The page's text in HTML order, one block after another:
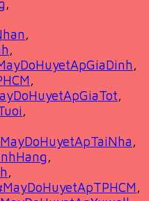
,
,
,
,
,
,
,
,
,
,
,